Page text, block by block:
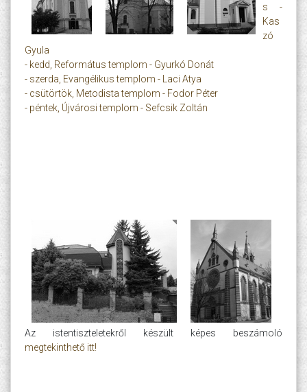
s -
Kas
zó
Gyula
- kedd, Református templom - Gyurkó Donát
- szerda, Evangélikus templom - Laci Atya
- csütörtök, Metodista templom - Fodor Péter
- péntek, Újvárosi templom - Sefcsik Zoltán
Az istentiszteletekről készült képes beszámoló
megtekinthető itt!